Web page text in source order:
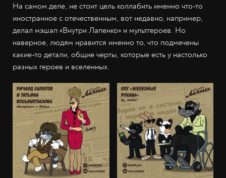
На самом деле, не стоит цель коллабить именно что-то
иностранное с отечественным, вот недавно, например,
делал мэшап «Внутри Лапенко» и мультгероев. Но
наверное, людям нравится именно то, что подмечены
какие-то детали, общие черты, которые есть у настолько
разных героев и вселенных.